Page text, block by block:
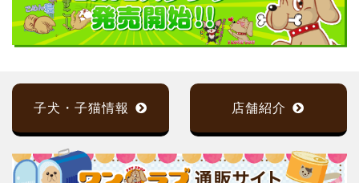
子犬・子猫情報 店舗紹介